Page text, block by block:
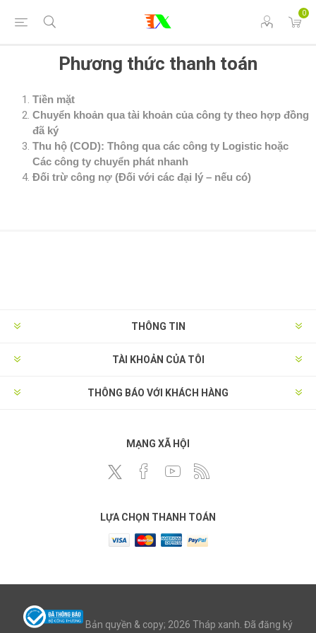
0
Phương thức thanh toán
Tiền mặt
Chuyển khoản qua tài khoản của công ty theo hợp đồng
đã ký
Thu hộ (COD): Thông qua các công ty Logistic hoặc
Các công ty chuyển phát nhanh
Đối trừ công nợ (Đối với các đại lý – nếu có)
THÔNG TIN
TÀI KHOẢN CỦA TÔI
THÔNG BÁO VỚI KHÁCH HÀNG
MẠNG XÃ HỘI
LỰA CHỌN THANH TOÁN
Bản quyền & copy; 2026 Tháp xanh. Đã đăng ký